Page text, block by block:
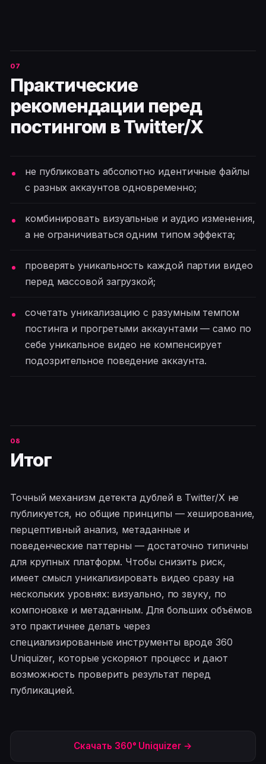
Практические
рекомендации перед
постингом в Twitter/X
не публиковать абсолютно идентичные файлы
с разных аккаунтов одновременно;
комбинировать визуальные и аудио изменения,
а не ограничиваться одним типом эффекта;
проверять уникальность каждой партии видео
перед массовой загрузкой;
сочетать уникализацию с разумным темпом
постинга и прогретыми аккаунтами — само по
себе уникальное видео не компенсирует
подозрительное поведение аккаунта.
Итог
Точный механизм детекта дублей в Twitter/X не
публикуется, но общие принципы — хеширование,
перцептивный анализ, метаданные и
поведенческие паттерны — достаточно типичны
для крупных платформ. Чтобы снизить риск,
имеет смысл уникализировать видео сразу на
нескольких уровнях: визуально, по звуку, по
компоновке и метаданным. Для больших объёмов
это практичнее делать через
специализированные инструменты вроде 360
Uniquizer, которые ускоряют процесс и дают
возможность проверить результат перед
публикацией.
Скачать 360° Uniquizer →